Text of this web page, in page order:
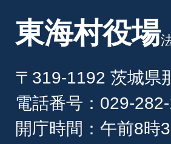
東海村役場
〒319-1192 茨城県
電話番号：029-
開庁時間：午前8時